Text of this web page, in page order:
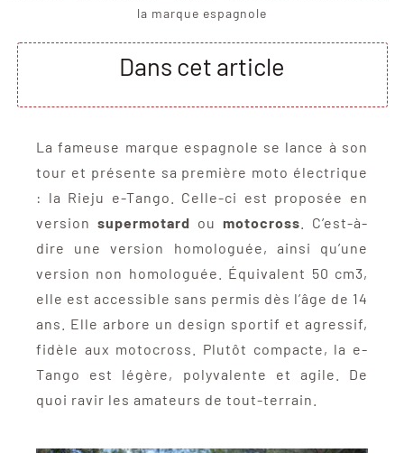
la marque espagnole
Dans cet article
La fameuse marque espagnole se lance à son
tour et présente sa première moto électrique
: la Rieju e-Tango. Celle-ci est proposée en
version supermotard oumotocross . C’est-à-
dire une version homologuée, ainsi qu’une
version non homologuée. Équivalent 50 cm3,
elle est accessible sans permis dès l’âge de 14
ans. Elle arbore un design sportif et agressif,
fidèle aux motocross. Plutôt compacte, la e-
Tango est légère, polyvalente et agile. De
quoi ravir les amateurs de tout-terrain.